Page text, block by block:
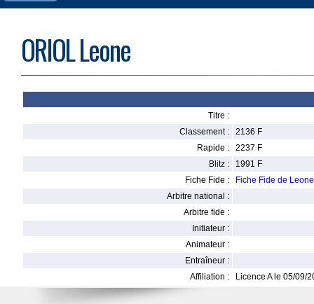
ORIOL Leone
Titre :
Classement :
2136 F
Rapide :
2237 F
Blitz :
1991 F
Fiche Fide :
Fiche Fide de
Arbitre national :
Arbitre fide :
Initiateur :
Animateur :
Entraîneur :
Affiliation :
Licence A le 05/09/